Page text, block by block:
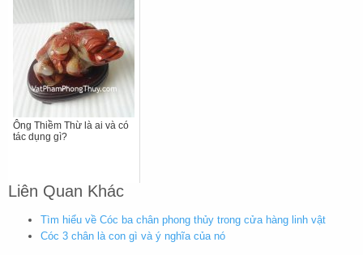
Ông Thiềm Thừ là ai và có
tác dụng gì?
Liên Quan Khác
Tìm hiểu về Cóc ba chân phong thủy trong cửa hàng linh vật
Cóc 3 chân là con gì và ý nghĩa của nó